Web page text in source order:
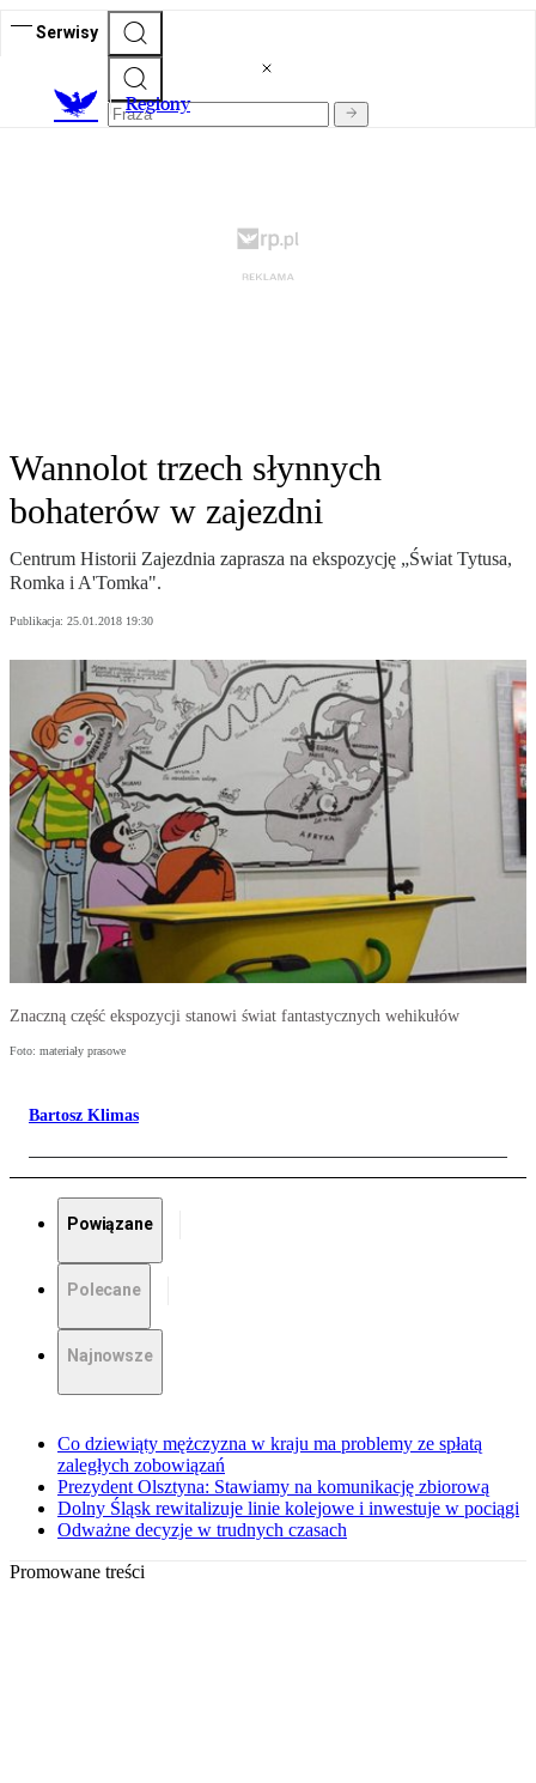
Serwisy
Regiony
Wannolot trzech słynnych
bohaterów w zajezdni
Centrum Historii Zajezdnia zaprasza na ekspozycję „Świat Tytusa,
Romka i A'Tomka".
Publikacja: 25.01.2018 19:30
Znaczną część ekspozycji stanowi świat fantastycznych wehikułów
Foto: materiały prasowe
Bartosz Klimas
Powiązane
Polecane
Najnowsze
Co dziewiąty mężczyzna w kraju ma problemy ze spłatą
zaległych zobowiązań
Prezydent Olsztyna: Stawiamy na komunikację zbiorową
Dolny Śląsk rewitalizuje linie kolejowe i inwestuje w pociągi
Odważne decyzje w trudnych czasach
Promowane treści